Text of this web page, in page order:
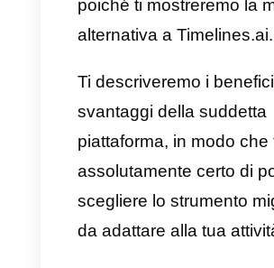
simile a
le esigenze di
Se sei alla ricerca
soluzione più
flessibile e